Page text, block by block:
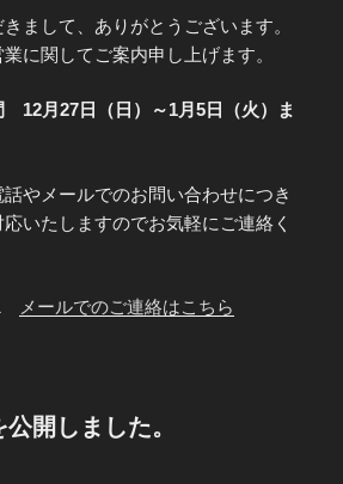
まして、ありがとうございます。
に関してご案内申し上げます。
12月27日（日）～1月5日（火）ま
やメールでのお問い合わせにつき
いたしますのでお気軽にご連絡く
メールでのご連絡はこちら
開しました。